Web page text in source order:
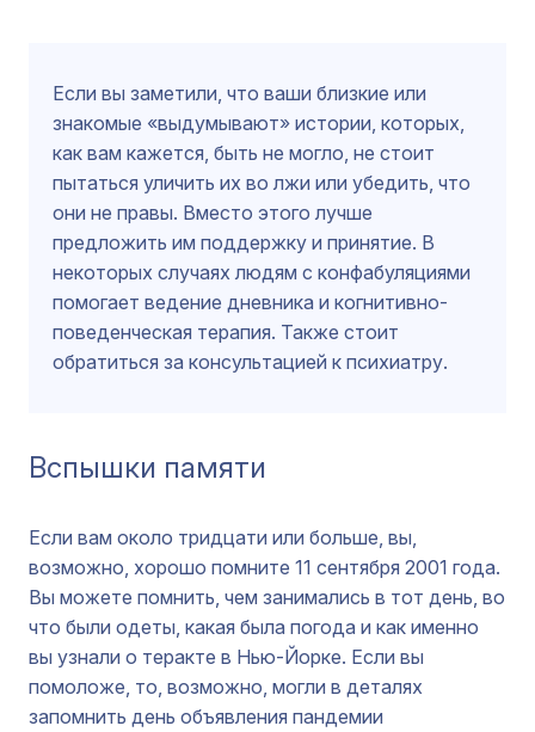
Если вы заметили, что ваши близкие или
знакомые «выдумывают» истории, которых,
как вам кажется, быть не могло, не стоит
пытаться уличить их во лжи или убедить, что
они не правы. Вместо этого лучше
предложить им поддержку и принятие. В
некоторых случаях людям с конфабуляциями
помогает ведение дневника и когнитивно-
поведенческая терапия. Также стоит
обратиться за консультацией к психиатру.
Вспышки памяти
Если вам около тридцати или больше, вы,
возможно, хорошо помните 11 сентября 2001 года.
Вы можете помнить, чем занимались в тот день, во
что были одеты, какая была погода и как именно
вы узнали о теракте в Нью-Йорке. Если вы
помоложе, то, возможно, могли в деталях
запомнить день объявления пандемии